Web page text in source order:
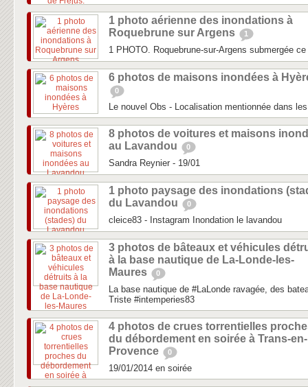
1 photo aérienne des inondations à
Roquebrune sur Argens
1
1 PHOTO. Roquebrune-sur-Argens submergée
6 photos de maisons inondées à
0
Le nouvel Obs - Localisation mentionnée dans
8 photos de voitures et maisons
au Lavandou
0
Sandra Reynier - 19/01
1 photo paysage des inondations
du Lavandou
0
cleice83 - Instagram Inondation le lavandou
3 photos de bâteaux et véhicules
à la base nautique de La-Londe-les-
Maures
0
La base nautique de #LaLonde ravagée, des
Triste #intemperies83
4 photos de crues torrentielles
du débordement en soirée à Trans-en-
Provence
0
19/01/2014 en soirée